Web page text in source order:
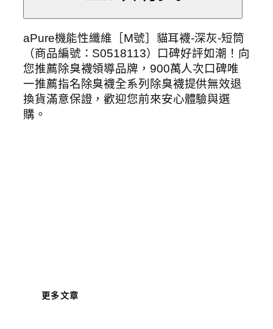
aPure機能性纖維［M號］貓耳襪-深灰-短筒
（商品編號：S0518113）口碑好評如潮！向
您推薦除臭襪領導品牌，900萬人次口碑唯
一推薦指名除臭襪全系列除臭襪提供無效退
換貨滿意保證，歡迎您前來安心體驗與選
購。
更多文章